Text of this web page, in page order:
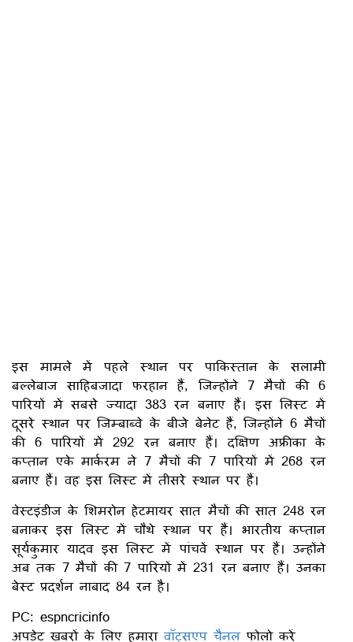
इस मामले में पहले स्थान पर पाकिस्तान के सलामी
बल्लेबाज साहिबजादा फरहान हैं, जिन्होंने 7 मैचों की 6
पारियों में सबसे ज्यादा 383 रन बनाए हैं। इस लिस्ट में
दूसरे स्थान पर जिम्बाब्वे के बीजे बेनेट हैं, जिन्होंने 6 मैचों
की 6 पारियों में 292 रन बनाए हैं। दक्षिण अफ्रीका के
कप्तान एके मार्करम ने 7 मैचों की 7 पारियों में 268 रन
बनाए हैं। वह इस लिस्ट में तीसरे स्थान पर हैं।
वेस्टइंडीज के शिमरोन हेटमायर सात मैचों की सात 248 रन
बनाकर इस लिस्ट में चौथे स्थान पर हैं। भारतीय कप्तान
सूर्यकुमार यादव इस लिस्ट में पांचवें स्थान पर हैं। उन्होंने
अब तक 7 मैचों की 7 पारियों में 231 रन बनाए हैं। उनका
बेस्ट प्रदर्शन नाबाद 84 रन है।
PC: espncricinfo
अपडेट खबरों के लिए हमारा वॉट्सएप चैनल फोलो करें